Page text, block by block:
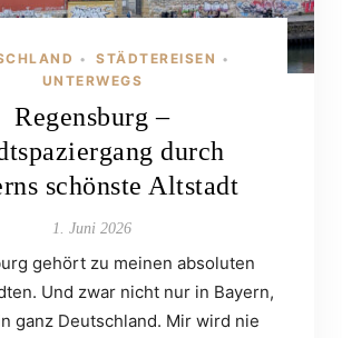
• STÄDTEREISEN •
UNTERWEGS
Regensburg –
durch
schönste Altstadt
1. Juni 2026
gehört zu meinen absoluten
Und zwar nicht nur in Bayern,
ganz Deutschland. Mir wird nie